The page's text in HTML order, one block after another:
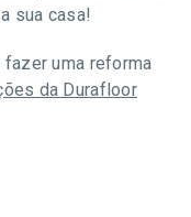
sua casa!
uma reforma
da Durafloor